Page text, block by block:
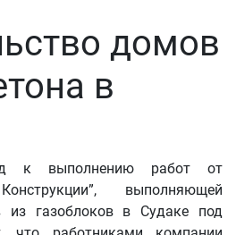
домов
в
к выполнению работ от
выполняющей
из газоблоков в Судаке под